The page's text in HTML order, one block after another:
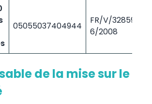
05055037404944
FR/V/3285934
6/2008
de la mise sur le